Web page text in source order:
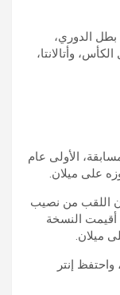
ميلان، بطل الدوري،
وأتالانتا،
4 نسخ من المسابقة، الأولى عام
إلى الرياض عام 2019، وكان اللقب من نصيب
أقيمت النسخة
إنتر